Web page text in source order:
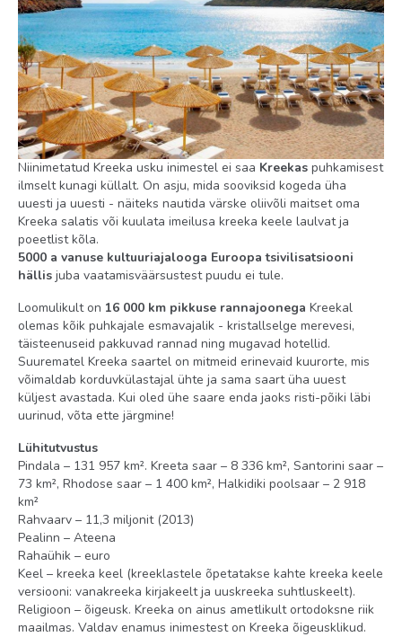
Niinimetatud Kreeka usku inimestel ei saa Kreekas puhkamisest
ilmselt kunagi küllalt. On asju, mida sooviksid kogeda üha
uuesti ja uuesti - näiteks nautida värske oliivõli maitset oma
Kreeka salatis või kuulata imeilusa kreeka keele laulvat ja
poeetlist kõla.
5000 a vanuse kultuuriajalooga Euroopa tsivilisatsiooni
hällis juba vaatamisväärsustest puudu ei tule.
Loomulikult on 16 000 km pikkuse rannajoonega Kreekal
olemas kõik puhkajale esmavajalik - kristallselge merevesi,
täisteenuseid pakkuvad rannad ning mugavad hotellid.
Suurematel Kreeka saartel on mitmeid erinevaid kuurorte, mis
võimaldab korduvkülastajal ühte ja sama saart üha uuest
küljest avastada. Kui oled ühe saare enda jaoks risti-põiki läbi
uurinud, võta ette järgmine!
Lühitutvustus
Pindala – 131 957 km². Kreeta saar – 8 336 km², Santorini saar –
73 km², Rhodose saar – 1 400 km², Halkidiki poolsaar – 2 918
km²
Rahvaarv – 11,3 miljonit (2013)
Pealinn – Ateena
Rahaühik – euro
Keel – kreeka keel (kreeklastele õpetatakse kahte kreeka keele
versiooni: vanakreeka kirjakeelt ja uuskreeka suhtluskeelt).
Religioon – õigeusk. Kreeka on ainus ametlikult ortodoksne riik
maailmas. Valdav enamus inimestest on Kreeka õigeusklikud.